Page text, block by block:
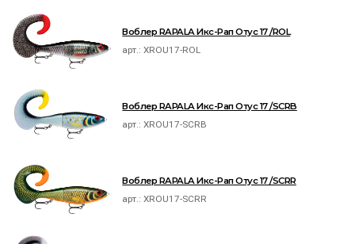
Воблер RAPALA Икс-Рап Отус 17 /ROL
арт.:XROU17-ROL
Воблер RAPALA Икс-Рап Отус 17 /SCRB
арт.:XROU17-SCRB
Воблер RAPALA Икс-Рап Отус 17 /SCRR
арт.:XROU17-SCRR